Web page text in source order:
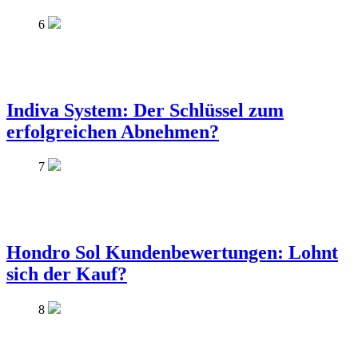
6
Indiva System: Der Schlüssel zum
erfolgreichen Abnehmen?
7
Hondro Sol Kundenbewertungen: Lohnt
sich der Kauf?
8